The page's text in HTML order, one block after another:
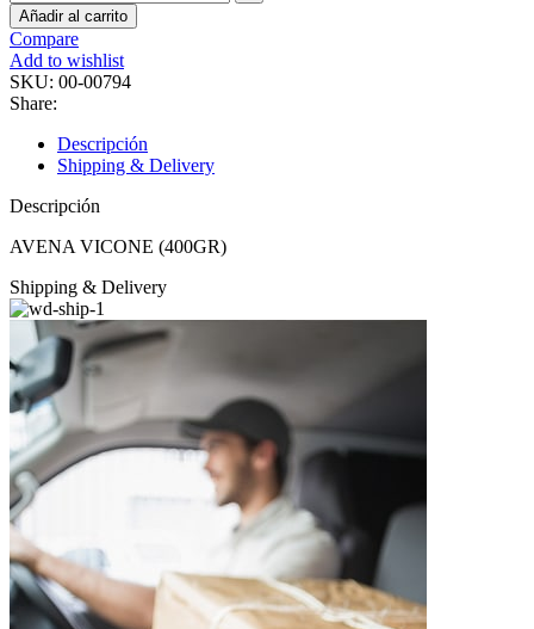
Añadir al carrito
Compare
Add to wishlist
SKU: 00-00794
Share:
Descripción
Shipping & Delivery
Descripción
AVENA VICONE (400GR)
Shipping & Delivery